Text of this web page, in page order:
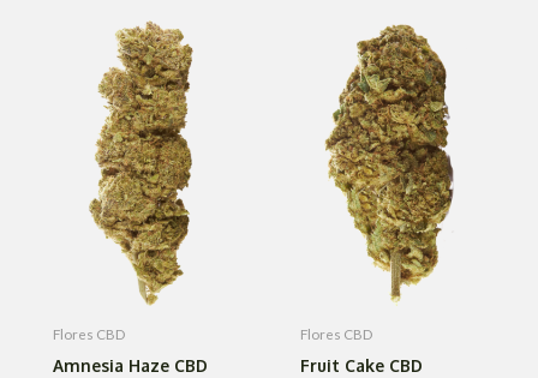
Flores CBD
Amnesia Haze CBD
Flores CBD
Fruit Cake CBD